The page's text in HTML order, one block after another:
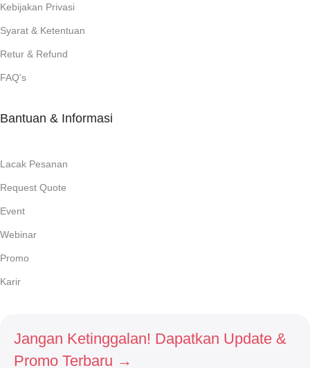
Kebijakan Privasi
Syarat & Ketentuan
Retur & Refund
FAQ's
Bantuan & Informasi
Lacak Pesanan
Request Quote
Event
Webinar
Promo
Karir
Jangan Ketinggalan! Dapatkan Update &
Promo Terbaru →